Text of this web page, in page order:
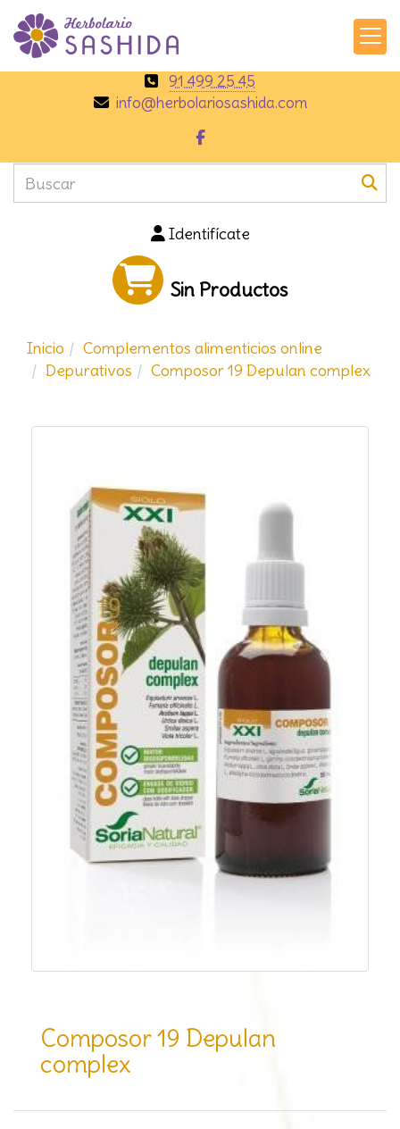
91 499 25 45
info
herbolariosashida.com
Identifícate
Sin Productos
Inicio
Complementos alimenticios online
Depurativos
Composor 19 Depulan complex
Composor 19 Depulan
complex